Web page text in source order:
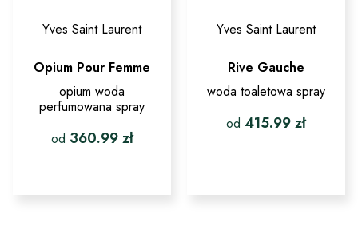
Yves Saint Laurent
Opium Pour Femme
opium woda
perfumowana spray
od 360.99zł
ma
Yves Saint Laurent
Rive Gauche
woda toaletowa spray
od 415.99zł
wiele